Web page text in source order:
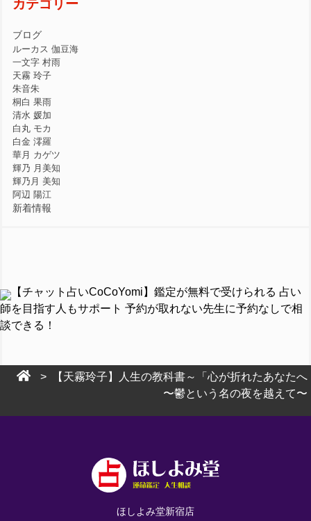
カテゴリー
ブログ
ルーカス 伽豆海
一文字 村雨
天霧 玲子
朱音朱
桐白 果雨
清水 媛加
白丸 モカ
白金 澪羅
華月 カゲツ
輝乃 月美知
輝乃月 美知
阿辺 陽江
新着情報
【チャット占いCoCoYomi】鑑定が無料で受けられる 占い
師を目指す人もサポート 予約が取れない先生に予約なしで相
談できる！
> 【天霧玲子】人生の教科書～「心が折れたあなたへ
〜鬱という名の夜を越えて〜
ほしよみ堂新宿店